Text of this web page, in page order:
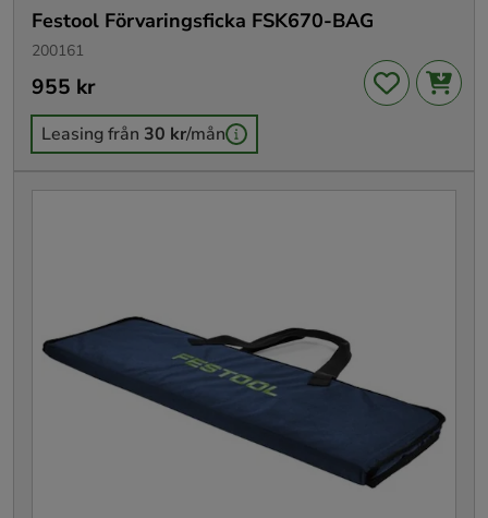
Festool Förvaringsficka FSK670-BAG
200161
Pris: 955 kr
955 kr
Leasing från 30 kr/mån